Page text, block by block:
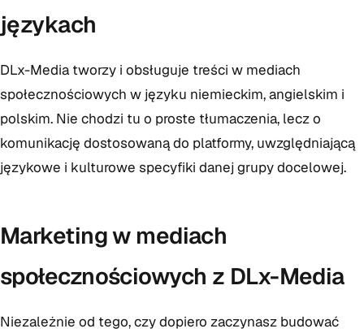
językach
DLx-Media tworzy i obsługuje treści w mediach
społecznościowych w języku niemieckim, angielskim i
polskim. Nie chodzi tu o proste tłumaczenia, lecz o
komunikację dostosowaną do platformy, uwzględniającą
językowe i kulturowe specyfiki danej grupy docelowej.
Marketing w mediach
społecznościowych z DLx-Media
Niezależnie od tego, czy dopiero zaczynasz budować